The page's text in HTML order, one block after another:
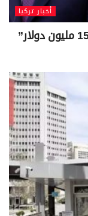
أخبار تركيا